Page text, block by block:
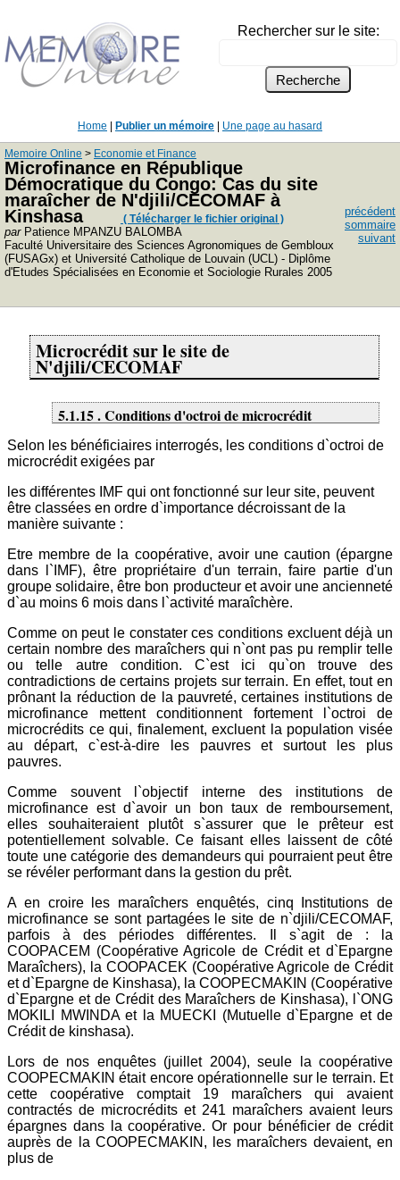
Rechercher sur le site:
Home Publier un mémoire Une page au hasard
Memoire Online > Economie et Finance
Microfinance en République
Démocratique du Congo: Cas du site
maraîcher de N'djili/CECOMAF à
Kinshasa
( Télécharger le fichier original )
parPatience MPANZU BALOMBA
Faculté Universitaire des Sciences Agronomiques de Gembloux
(FUSAGx) et Université Catholique de Louvain (UCL) - Diplôme
d'Etudes Spécialisées en Economie et Sociologie Rurales 2005
précédent
sommaire
suivant
Microcrédit sur le site de
N'djili/CECOMAF
5.1.15 . Conditions d'octroi de microcrédit
Selon les bénéficiaires interrogés, les conditions d`octroi de
microcrédit exigées par
les différentes IMF qui ont fonctionné sur leur site, peuvent
être classées en ordre d`importance décroissant de la
manière suivante :
Etre membre de la coopérative, avoir une caution (épargne
dans l`IMF), être propriétaire d'un terrain, faire partie d'un
groupe solidaire, être bon producteur et avoir une ancienneté
d`au moins 6 mois dans l`activité maraîchère.
Comme on peut le constater ces conditions excluent déjà un
certain nombre des maraîchers qui n`ont pas pu remplir telle
ou telle autre condition. C`est ici qu`on trouve des
contradictions de certains projets sur terrain. En effet, tout en
prônant la réduction de la pauvreté, certaines institutions de
microfinance mettent conditionnent fortement l`octroi de
microcrédits ce qui, finalement, excluent la population visée
au départ, c`est-à-dire les pauvres et surtout les plus
pauvres.
Comme souvent l`objectif interne des institutions de
microfinance est d`avoir un bon taux de remboursement,
elles souhaiteraient plutôt s`assurer que le prêteur est
potentiellement solvable. Ce faisant elles laissent de côté
toute une catégorie des demandeurs qui pourraient peut être
se révéler performant dans la gestion du prêt.
A en croire les maraîchers enquêtés, cinq Institutions de
microfinance se sont partagées le site de n`djili/CECOMAF,
parfois à des périodes différentes. Il s`agit de : la
COOPACEM (Coopérative Agricole de Crédit et d`Epargne
Maraîchers), la COOPACEK (Coopérative Agricole de Crédit
et d`Epargne de Kinshasa), la COOPECMAKIN (Coopérative
d`Epargne et de Crédit des Maraîchers de Kinshasa), l`ONG
MOKILI MWINDA et la MUECKI (Mutuelle d`Epargne et de
Crédit de kinshasa).
Lors de nos enquêtes (juillet 2004), seule la coopérative
COOPECMAKIN était encore opérationnelle sur le terrain. Et
cette coopérative comptait 19 maraîchers qui avaient
contractés de microcrédits et 241 maraîchers avaient leurs
épargnes dans la coopérative. Or pour bénéficier de crédit
auprès de la COOPECMAKIN, les maraîchers devaient, en
plus de